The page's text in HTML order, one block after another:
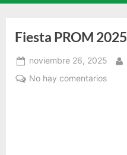
Fiesta PROM 2025
Posted
on
noviembre 26, 2025
No hay comentariosen